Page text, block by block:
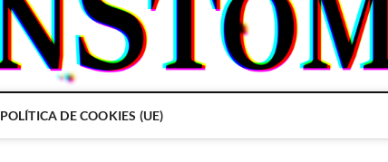
POLÍTICA DE COOKIES (UE)